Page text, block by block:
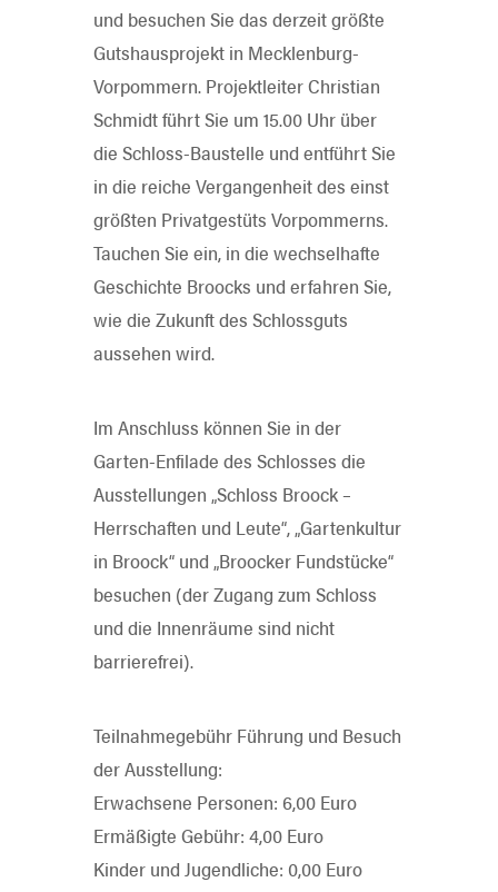
und besuchen Sie das derzeit größte
Gutshausprojekt in Mecklenburg-
Vorpommern. Projektleiter Christian
Schmidt führt Sie um 15.00 Uhr über
die Schloss-Baustelle und entführt Sie
in die reiche Vergangenheit des einst
größten Privatgestüts Vorpommerns.
Tauchen Sie ein, in die wechselhafte
Geschichte Broocks und erfahren Sie,
wie die Zukunft des Schlossguts
aussehen wird.
Im Anschluss können Sie in der
Garten-Enfilade des Schlosses die
Ausstellungen „Schloss Broock –
Herrschaften und Leute“, „Gartenkultur
in Broock“ und „Broocker Fundstücke“
besuchen (der Zugang zum Schloss
und die Innenräume sind nicht
barrierefrei).
Teilnahmegebühr Führung und Besuch
der Ausstellung:
Erwachsene Personen: 6,00 Euro
Ermäßigte Gebühr: 4,00 Euro
Kinder und Jugendliche: 0,00 Euro